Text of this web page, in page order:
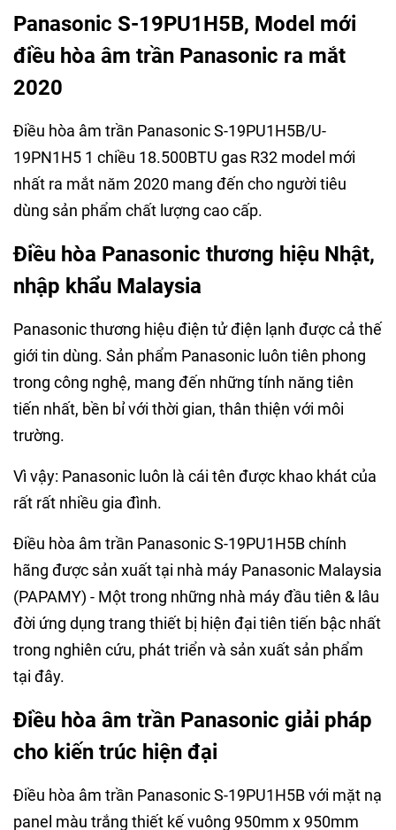
Panasonic S-19PU1H5B, Model mới
điều hòa âm trần Panasonic ra mắt
2020
Điều hòa âm trần Panasonic S-19PU1H5B/U-
19PN1H5 1 chiều 18.500BTU gas R32 model mới
nhất ra mắt năm 2020 mang đến cho người tiêu
dùng sản phẩm chất lượng cao cấp.
Điều hòa Panasonic thương hiệu Nhật,
nhập khẩu Malaysia
Panasonic thương hiệu điện tử điện lạnh được cả thế
giới tin dùng. Sản phẩm Panasonic luôn tiên phong
trong công nghệ, mang đến những tính năng tiên
tiến nhất, bền bỉ với thời gian, thân thiện với môi
trường.
Vì vậy: Panasonic luôn là cái tên được khao khát của
rất rất nhiều gia đình.
Điều hòa âm trần Panasonic S-19PU1H5B chính
hãng được sản xuất tại nhà máy Panasonic Malaysia
(PAPAMY) - Một trong những nhà máy đầu tiên & lâu
đời ứng dụng trang thiết bị hiện đại tiên tiến bậc nhất
trong nghiên cứu, phát triển và sản xuất sản phẩm
tại đây.
Điều hòa âm trần Panasonic giải pháp
cho kiến trúc hiện đại
Điều hòa âm trần Panasonic S-19PU1H5B với mặt nạ
panel màu trắng thiết kế vuông 950mm x 950mm